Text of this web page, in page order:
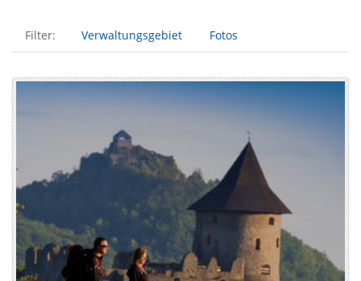
Filter: Verwaltungsgebiet Fotos